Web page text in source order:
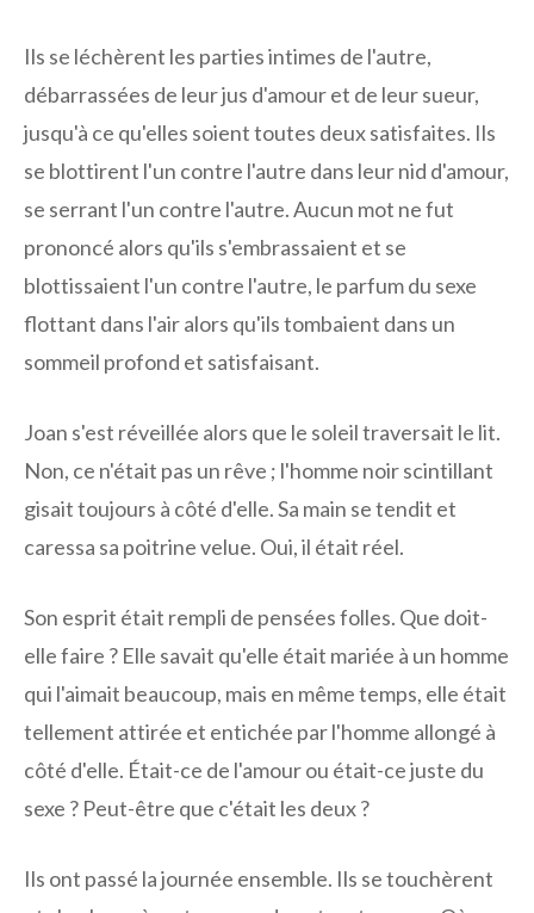
Ils se léchèrent les parties intimes de l'autre,
débarrassées de leur jus d'amour et de leur sueur,
jusqu'à ce qu'elles soient toutes deux satisfaites. Ils
se blottirent l'un contre l'autre dans leur nid d'amour,
se serrant l'un contre l'autre. Aucun mot ne fut
prononcé alors qu'ils s'embrassaient et se
blottissaient l'un contre l'autre, le parfum du sexe
flottant dans l'air alors qu'ils tombaient dans un
sommeil profond et satisfaisant.
Joan s'est réveillée alors que le soleil traversait le lit.
Non, ce n'était pas un rêve ; l'homme noir scintillant
gisait toujours à côté d'elle. Sa main se tendit et
caressa sa poitrine velue. Oui, il était réel.
Son esprit était rempli de pensées folles. Que doit-
elle faire ? Elle savait qu'elle était mariée à un homme
qui l'aimait beaucoup, mais en même temps, elle était
tellement attirée et entichée par l'homme allongé à
côté d'elle. Était-ce de l'amour ou était-ce juste du
sexe ? Peut-être que c'était les deux ?
Ils ont passé la journée ensemble. Ils se touchèrent